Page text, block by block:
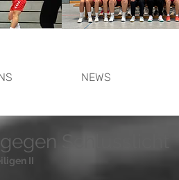
NEWS
Schlusslicht
II